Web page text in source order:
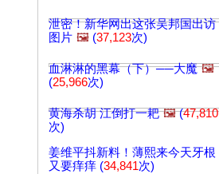
泄密！新华网出这张吴邦国出访
图片 🖼️ (37,123次)
血淋淋的黑幕（下）──大魔 🖼️
(25,966次)
黄海杀胡 江倒打一耙 🖼️(47,810
次)
姜维平抖新料！薄熙来今天牙根
又要痒痒 (34,841次)